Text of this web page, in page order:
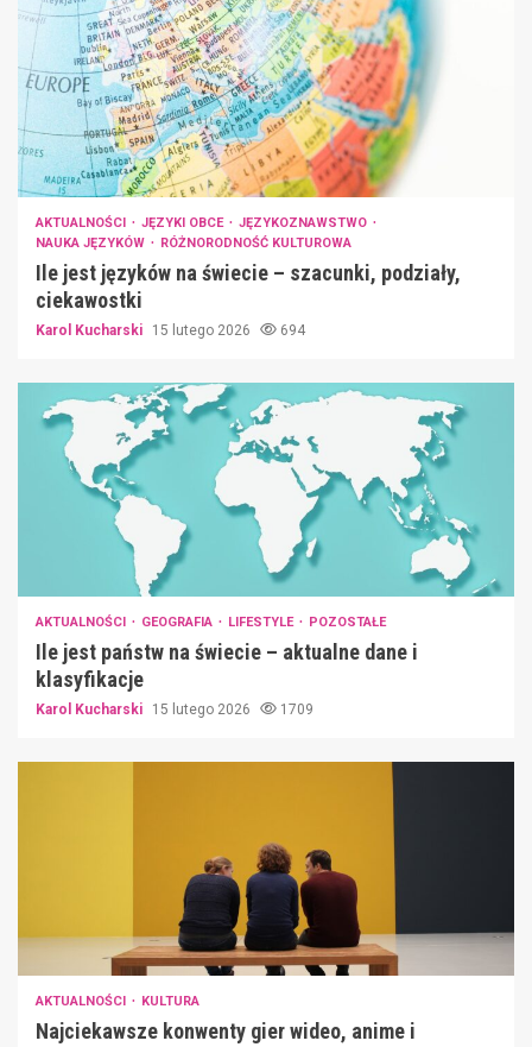
AKTUALNOŚCI JĘZYKI OBCE
JĘZYKOZNAWSTWO
NAUKA JĘZYKÓW
RÓŻNORODNOŚĆ KULTUROWA
Ile jest języków na świecie – szacunki, podziały,
ciekawostki
Karol Kucharski 15 lutego 2026 694
AKTUALNOŚCI GEOGRAFIA LIFESTYLE POZOSTAŁE
Ile jest państw na świecie – aktualne dane i
klasyfikacje
Karol Kucharski 15 lutego 2026 1709
AKTUALNOŚCI KULTURA
Najciekawsze konwenty gier wideo, anime i